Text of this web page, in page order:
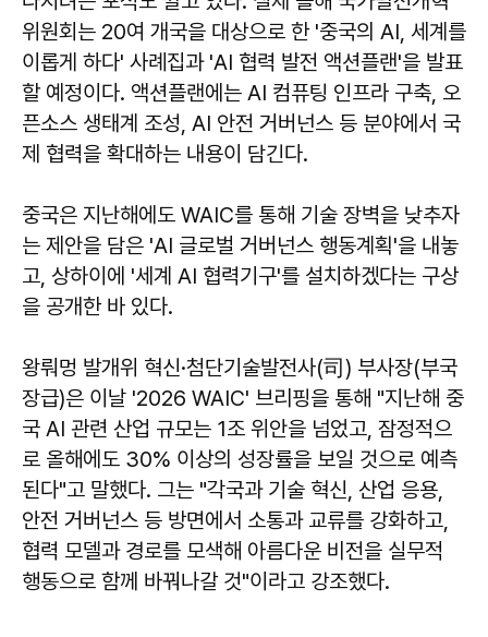
위원회는 20여 개국을 대상으로 한 '중국의 AI, 세계를
이롭게 하다' 사례집과 'AI 협력 발전 액션플랜'을 발표
할 예정이다. 액션플랜에는 AI 컴퓨팅 인프라 구축, 오
픈소스 생태계 조성, AI 안전 거버넌스 등 분야에서 국
제 협력을 확대하는 내용이 담긴다.
중국은 지난해에도 WAIC를 통해 기술 장벽을 낮추자
는 제안을 담은 'AI 글로벌 거버넌스 행동계획'을 내놓
고, 상하이에 '세계 AI 협력기구'를 설치하겠다는 구상
을 공개한 바 있다.
왕뤄멍 발개위 혁신·첨단기술발전사(司) 부사장(부국
장급)은 이날 '2026 WAIC' 브리핑을 통해 "지난해 중
국 AI 관련 산업 규모는 1조 위안을 넘었고, 잠정적으
로 올해에도 30% 이상의 성장률을 보일 것으로 예측
된다"고 말했다. 그는 "각국과 기술 혁신, 산업 응용,
안전 거버넌스 등 방면에서 소통과 교류를 강화하고,
협력 모델과 경로를 모색해 아름다운 비전을 실무적
행동으로 함께 바꿔나갈 것"이라고 강조했다.